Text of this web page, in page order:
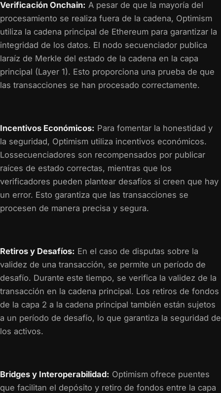
Verificación Onchain: A pesar de que la mayoría del
procesamiento se realiza fuera de la cadena, Optimism
utiliza la cadena principal de Ethereum para garantizar la
integridad de los datos. El nodo secuenciador publica
laraíz de Merkle del estado de la cadena en la capa
principal (Layer 1). Esto proporciona una prueba de que
las transacciones se han procesado correctamente.
Incentivos Económicos: Para fomentar la honestidad y
la seguridad, Optimism utiliza incentivos económicos.
Lossecuenciadores son recompensados por publicar
raíces de estado correctas, mientras que los
verificadores pueden plantear desafíos si creen que hay
un error. Esto garantiza que las transacciones se
procesen de manera precisa y segura.
Retiros y Desafíos: En el caso de disputas sobre la
validez de una transacción, se permite un período de
desafío. Durante este tiempo, se verifica la validez de la
transacción en la cadena principal. Los retiros de fondos
de la capa 2 a la cadena principal también están sujetos
a un período de desafío, lo que garantiza la seguridad de
los activos.
Bridges y Interoperabilidad: Optimism ofrece puentes
que facilitan el depósito y retiro de fondos entre la capa